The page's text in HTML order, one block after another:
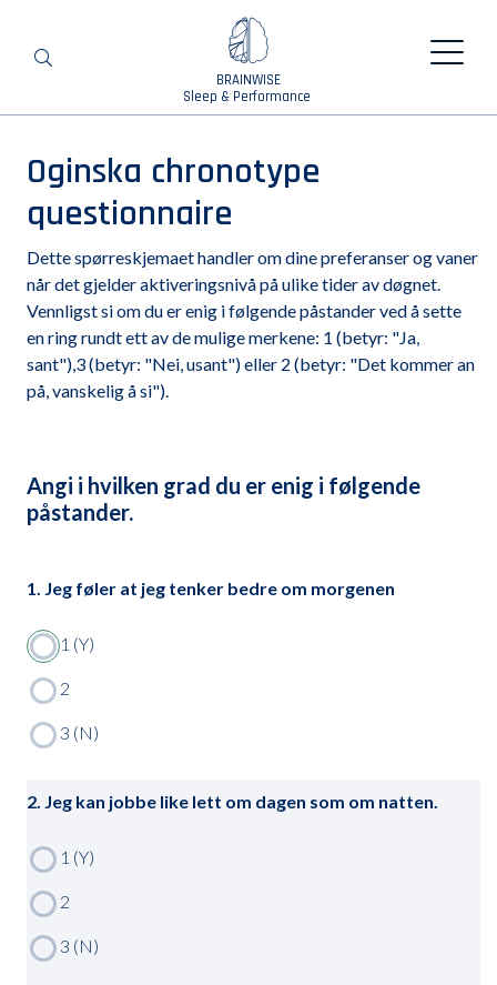
BRAINWISE
Sleep & Performance
Oginska chronotype
questionnaire
Dette spørreskjemaet handler om dine preferanser og vaner
når det gjelder aktiveringsnivå på ulike tider av døgnet.
Vennligst si om du er enig i følgende påstander ved å sette
en ring rundt ett av de mulige merkene: 1 (betyr: "Ja,
sant"),3 (betyr: "Nei, usant") eller 2 (betyr: "Det kommer an
på, vanskelig å si").
Angi i hvilken grad du er enig i følgende
påstander.
1. Jeg føler at jeg tenker bedre om morgenen
2. Jeg kan jobbe like lett om dagen som om natten.